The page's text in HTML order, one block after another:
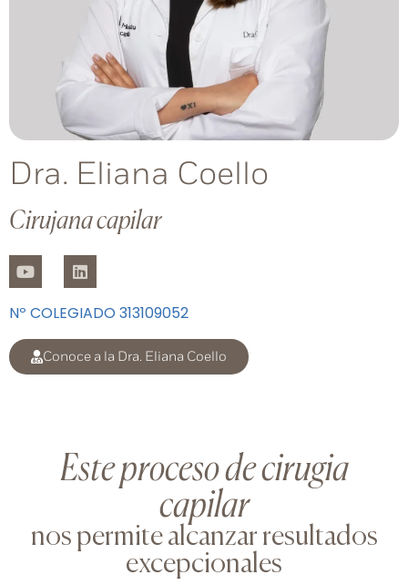
Dra. Eliana Coello
Cirujana capilar
Y
o
u
t
b
e
L
i
n
k
d
i
n
Nº COLEGIADO 313109052
Conoce a la Dra. Eliana Coello
Este proceso de cirugia
capilar
nos permite alcanzar resultados
excepcionales